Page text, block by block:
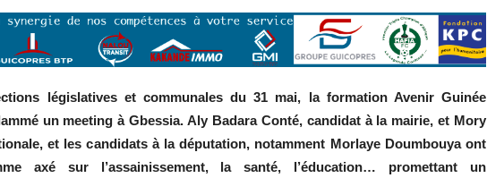
législatives et communales du 31 mai, la formation Avenir Guinée
un meeting à Gbessia. Aly Badara Conté, candidat à la mairie, et Mory
et les candidats à la députation, notamment Morlaye Doumbouya ont
axé sur l’assainissement, la santé, l’éducation… promettant un